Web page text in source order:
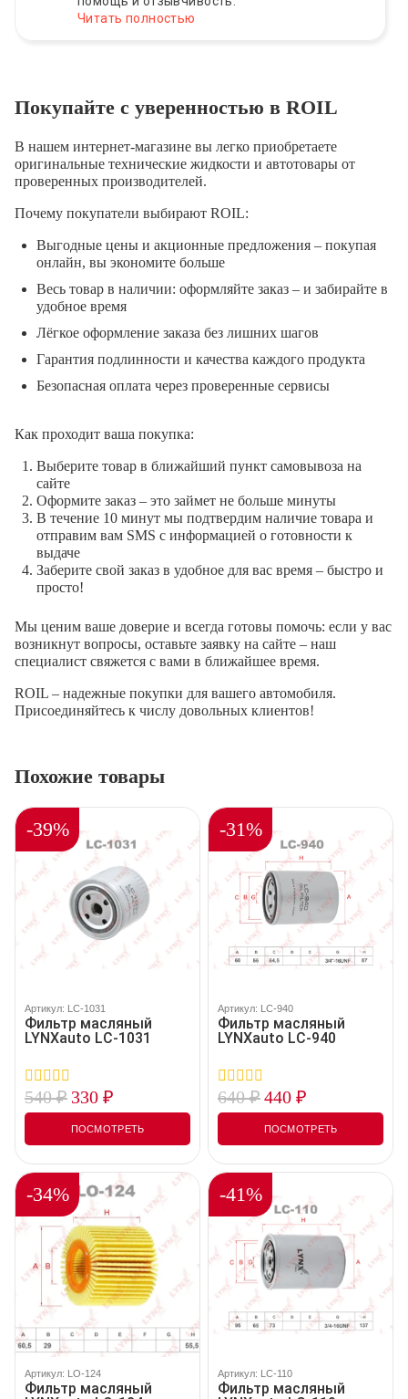
Читать полностью
Покупайте с уверенностью в ROIL
В нашем интернет-магазине вы легко приобретаете
оригинальные технические жидкости и автотовары от
проверенных производителей.
Почему покупатели выбирают ROIL:
Выгодные цены и акционные предложения – покупая
онлайн, вы экономите больше
Весь товар в наличии: оформляйте заказ – и забирайте в
удобное время
Лёгкое оформление заказа без лишних шагов
Гарантия подлинности и качества каждого продукта
Безопасная оплата через проверенные сервисы
Как проходит ваша покупка:
Выберите товар в ближайший пункт самовывоза на
сайте
Оформите заказ – это займет не больше минуты
В течение 10 минут мы подтвердим наличие товара и
отправим вам SMS с информацией о готовности к
выдаче
Заберите свой заказ в удобное для вас время – быстро и
просто!
Мы ценим ваше доверие и всегда готовы помочь: если у вас
возникнут вопросы, оставьте заявку на сайте – наш
специалист свяжется с вами в ближайшее время.
ROIL – надежные покупки для вашего автомобиля.
Присоединяйтесь к числу довольных клиентов!
Похожие товары
-39%
Артикул: LC-1031
Фильтр масляный
LYNXauto LC-1031
0
out
5
540₽ 330 ₽
ПОСМОТРЕТЬ
-31%
Артикул: LC-940
Фильтр масляный
LYNXauto LC-940
0
out
5
640₽440 ₽
ПОСМОТРЕТЬ
-34%
Артикул: LO-124
Фильтр масляный
-41%
Артикул: LC-110
Фильтр масляный